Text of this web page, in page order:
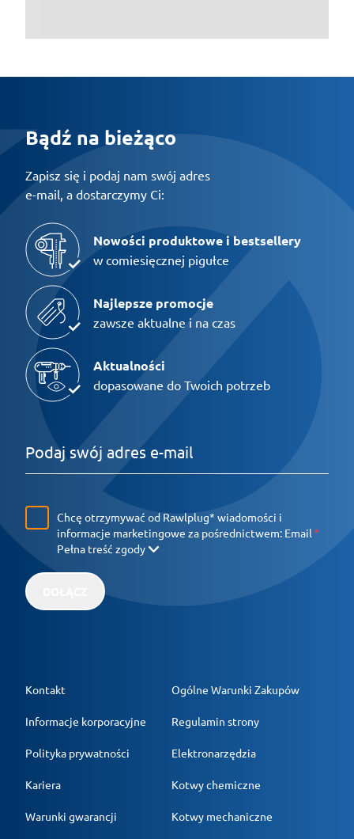
Bądź na bieżąco
Zapisz się i podaj nam swój adres
e-mail, a dostarczymy Ci:
Nowości produktowe i bestsellery
w comiesięcznej pigułce
Najlepsze promocje
zawsze aktualne i na czas
Aktualności
dopasowane do Twoich potrzeb
Chcę otrzymywać od Rawlplug* wiadomości i
informacje marketingowe za pośrednictwem: Email
Pełna treść zgody
Kontakt
Informacje korporacyjne
Polityka prywatności
Kariera
Warunki gwarancji
Ogólne Warunki Zakupów
Regulamin strony
Elektronarzędzia
Kotwy chemiczne
Kotwy mechaniczne